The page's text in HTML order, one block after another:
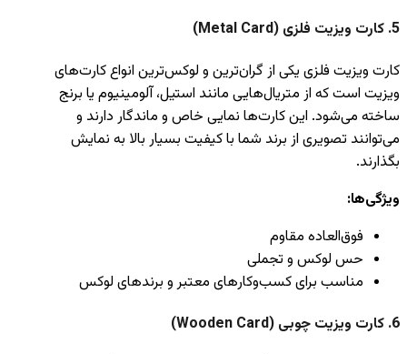
5. کارت ویزیت فلزی (Metal Card)
کارت ویزیت فلزی یکی از گران‌ترین و لوکس‌ترین انواع کارت‌های
ویزیت است که از متریال‌هایی مانند استیل، آلومینیوم یا برنج
ساخته می‌شود. این کارت‌ها نمایی خاص و ماندگار دارند و
می‌توانند تصویری از برند شما با کیفیت بسیار بالا به نمایش
بگذارند.
ویژگی‌ها:
فوق‌العاده مقاوم
حس لوکس و تجملی
مناسب برای کسب‌وکارهای معتبر و برندهای لوکس
6. کارت ویزیت چوبی (Wooden Card)